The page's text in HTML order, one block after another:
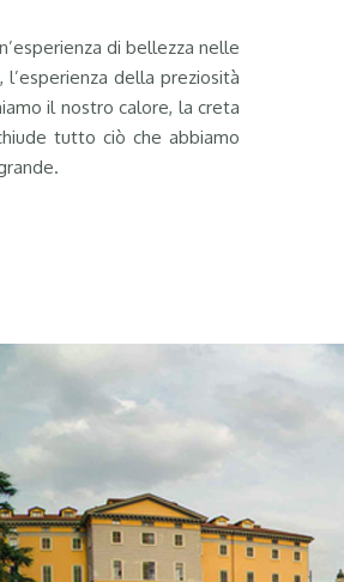
di bellezza nelle
della preziosità
il nostro calore, la creta
tutto ciò che abbiamo